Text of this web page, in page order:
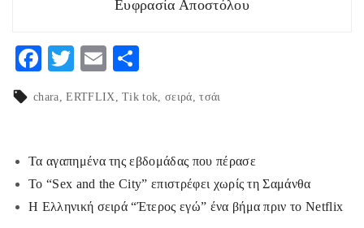
Ευφρασία Αποστόλου
F
eb
o
k
T
itt
E
ai ρ
στ
εί
τε
chara ERTFLIX Tik tok σειρά τσάι
Τα αγαπημένα της εβδομάδας που πέρασε
Το “Sex and the City” επιστρέφει χωρίς τη Σαμάνθα
Η Ελληνική σειρά “Έτερος εγώ” ένα βήμα πριν το Netflix